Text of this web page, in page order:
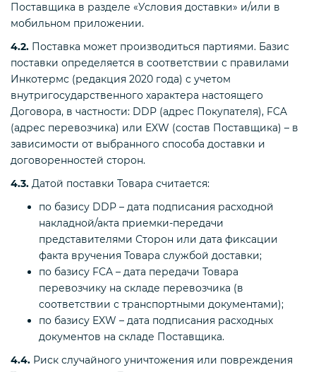
Поставщика в разделе «Условия доставки» и/или в
мобильном приложении.
4.2. Поставка может производиться партиями. Базис
поставки определяется в соответствии с правилами
Инкотермс (редакция 2020 года) с учетом
внутригосударственного характера настоящего
Договора, в частности: DDP (адрес Покупателя), FCA
(адрес перевозчика) или EXW (состав Поставщика) – в
зависимости от выбранного способа доставки и
договоренностей сторон.
4.3. Датой поставки Товара считается:
по базису DDP – дата подписания расходной
накладной/акта приемки-передачи
представителями Сторон или дата фиксации
факта вручения Товара службой доставки;
по базису FCA – дата передачи Товара
перевозчику на складе перевозчика (в
соответствии с транспортными документами);
по базису EXW – дата подписания расходных
документов на складе Поставщика.
4.4. Риск случайного уничтожения или повреждения